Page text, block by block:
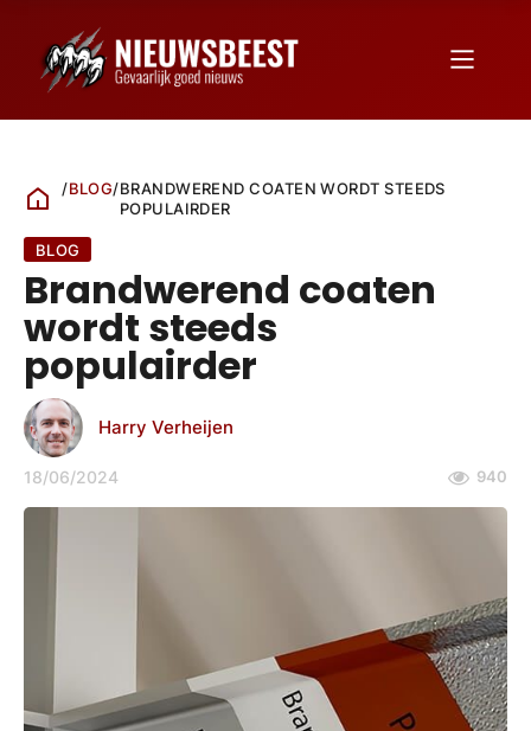
/BLOG/BRANDWEREND COATEN WORDT STEEDS
POPULAIRDER
BLOG
Brandwerend coaten
wordt steeds
populairder
Harry Verheijen
18/06/2024 940